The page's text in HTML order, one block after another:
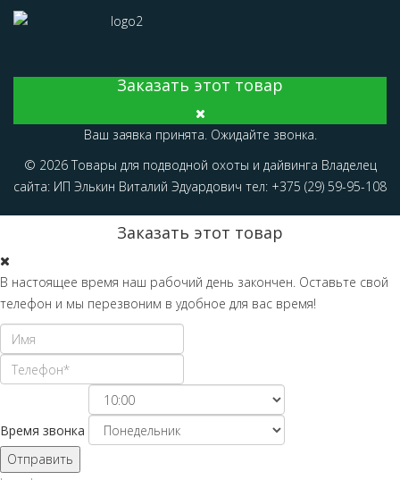
Заказать этот товар
Ваш заявка принята. Ожидайте звонка.
© 2026 Товары для подводной охоты и дайвинга Владелец
сайта: ИП Элькин Виталий Эдуардович тел: +375 (29) 59-95-108
Заказать этот товар
В настоящее время наш рабочий день закончен. Оставьте свой
телефон и мы перезвоним в удобное для вас время!
Время звонка
Отправить